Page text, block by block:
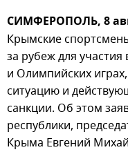
СИМФЕРОПОЛЬ, 8
Крымские
за рубеж для
и Олимпийских
ситуацию и
санкции. Об этом
республики,
Крыма Евгений